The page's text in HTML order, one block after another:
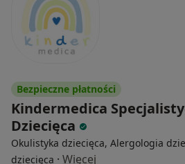
Bezpieczne płatności
Kindermedica
Dziecięca
Okulistyka dziecięca, Alergologia
dziecięca · Więcej